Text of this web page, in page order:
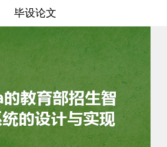
毕设论文